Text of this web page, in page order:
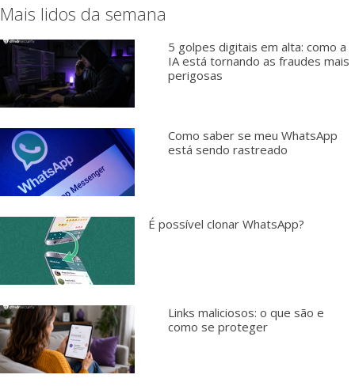
Mais lidos da semana
5 golpes digitais em alta: como a
IA está tornando as fraudes mais
perigosas
Como saber se meu WhatsApp
está sendo rastreado
É possível clonar WhatsApp?
Links maliciosos: o que são e
como se proteger